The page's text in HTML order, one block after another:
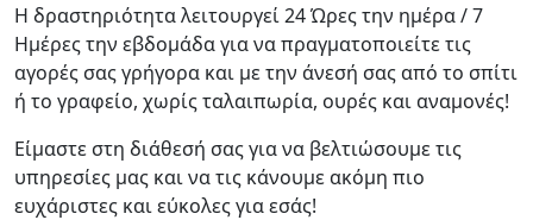
Η δραστηριότητα λειτουργεί 24 Ώρες την ημέρα / 7
Ημέρες την εβδομάδα για να πραγματοποιείτε τις
αγορές σας γρήγορα και με την άνεσή σας από το σπίτι
ή το γραφείο, χωρίς ταλαιπωρία, ουρές και αναμονές!
Είμαστε στη διάθεσή σας για να βελτιώσουμε τις
υπηρεσίες μας και να τις κάνουμε ακόμη πιο
ευχάριστες και εύκολες για εσάς!